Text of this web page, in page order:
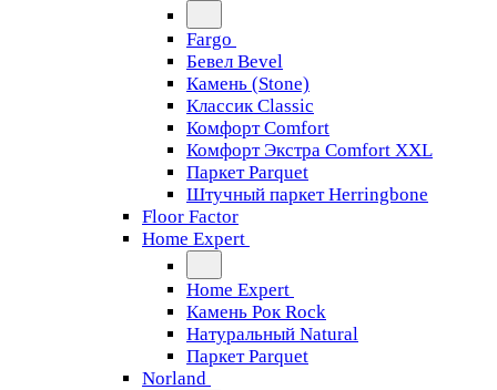
Fargo
Бевел Bevel
Камень (Stone)
Классик Classic
Комфорт Comfort
Комфорт Экстра Comfort XXL
Паркет Parquet
Штучный паркет Herringbone
Floor Factor
Home Expert
Home Expert
Камень Рок Rock
Натуральный Natural
Паркет Parquet
Norland